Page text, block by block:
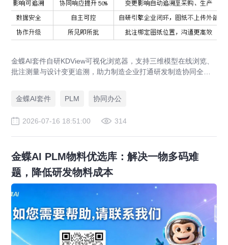
金蝶AI套件自研KDView可视化浏览器，支持三维模型在线浏览、
批注测量与设计变更追溯，助力制造企业打通研发制造协同全链
金蝶AI套件
PLM 协同办公
2026-07-16 18:51:00 314
金蝶AI PLM物料优选库：解决一物多码难
题，降低研发物料成本